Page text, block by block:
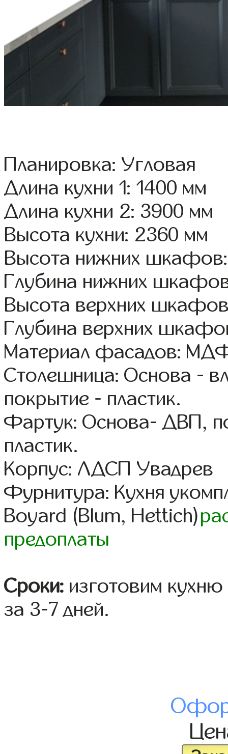
Планировка: Угловая
Длина кухни 1: 1400 мм
Длина кухни 2: 3900 мм
Высота кухни: 2360 мм
Высота нижних
Глубина нижних
Высота верхних
Глубина верхних
Материал фасадов:
Столешница: Основа -
покрытие - пластик.
Фартук: Основа- ДВП,
пластик.
Корпус: ЛДСП Увадрев
Фурнитура: Кухня
Boyard (Blum, Hettich)
предоплаты
Сроки: изготовим
за 3-7 дней.